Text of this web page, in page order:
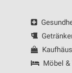
Möbel &